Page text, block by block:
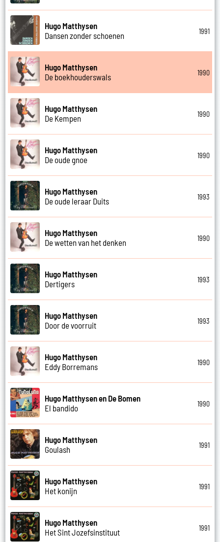
Hugo Matthysen
Dansen zonder schoenen
1991
Hugo Matthysen
De boekhouderswals
1990
Hugo Matthysen
De Kempen
1990
Hugo Matthysen
De oude gnoe
1990
Hugo Matthysen
De oude leraar Duits
1993
Hugo Matthysen
De wetten van het denken
1990
Hugo Matthysen
Dertigers
1993
Hugo Matthysen
Door de voorruit
1993
Hugo Matthysen
Eddy Borremans
1990
Hugo Matthysen en De Bomen
El bandido
1990
Hugo Matthysen
Goulash
1991
Hugo Matthysen
Het konijn
1991
Hugo Matthysen
Het Sint Jozefsinstituut
1991